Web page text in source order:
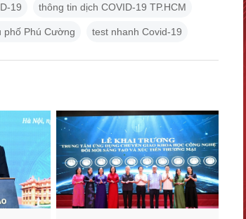
19 thông tin dịch COVID-19 TP.HCM
phố Phú Cường test nhanh Covid-19